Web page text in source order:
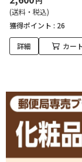
(送料・税込)
獲得ポイント : 26
詳細 カー